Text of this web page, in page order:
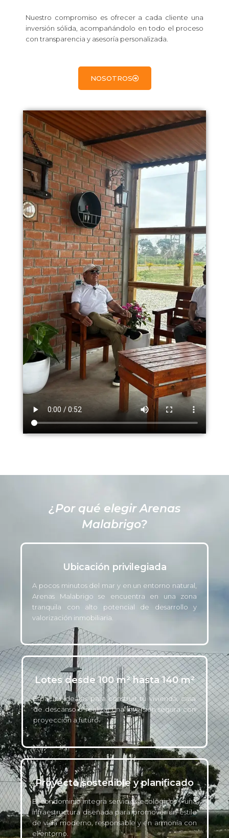
Nuestro compromiso es ofrecer a cada cliente una
inversión sólida, acompañándolo en todo el proceso
con transparencia y asesoría personalizada.
NOSOTROS
¿Por qué elegir Arenas
Malabrigo?
Ubicación privilegiada
A pocos minutos del mar y en un entorno natural,
Arenas Malabrigo se encuentra en una zona
tranquila con alto potencial de desarrollo y
valorización inmobiliaria.
Lotes desde 100 m² hasta 140 m²
Espacios ideales para construir tu vivienda, casa
de descanso o realizar una inversión segura con
proyección a futuro.
Proyecto sostenible y planificado
El condominio integra servicios ecológicos y una
infraestructura diseñada para promover un estilo
de vida moderno, responsable y en armonía con
el entorno.